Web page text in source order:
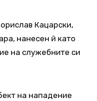
Кацарски,
нанесен й като
на служебните си
на нападение